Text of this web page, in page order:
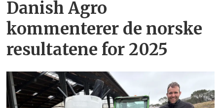
Danish Agro
kommenterer de norske
resultatene for 2025